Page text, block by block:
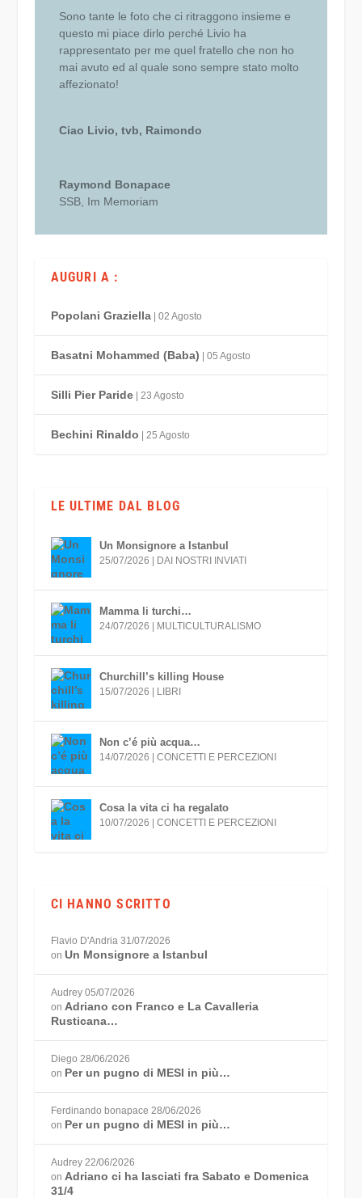
Sono tante le foto che ci ritraggono insieme e
questo mi piace dirlo perché Livio ha
rappresentato per me quel fratello che non ho
mai avuto ed al quale sono sempre stato molto
affezionato!
Ciao Livio, tvb, Raimondo
Raymond Bonapace
SSB, Im Memoriam
AUGURI A :
Popolani Graziella| 02 Agosto
Basatni Mohammed (Baba) | 05 Agosto
Silli Pier Paride| 23 Agosto
Bechini Rinaldo | 25 Agosto
LE ULTIME DAL BLOG
Un Monsignore a Istanbul
25/07/2026 | DAI NOSTRI INVIATI
Mamma li turchi…
24/07/2026 | MULTICULTURALISMO
Churchill’s killing House
15/07/2026 | LIBRI
Non c’é più acqua…
14/07/2026 | CONCETTI E PERCEZIONI
Cosa la vita ci ha regalato
10/07/2026 | CONCETTI E PERCEZIONI
CI HANNO SCRITTO
Flavio D'Andria 31/07/2026
on Un Monsignore a Istanbul
Audrey 05/07/2026
on Adriano con Franco e La Cavalleria
Rusticana…
Diego 28/06/2026
on Per un pugno di MESI in più…
Ferdinando bonapace 28/06/2026
on Per un pugno di MESI in più…
Audrey 22/06/2026
on Adriano ci ha lasciati fra Sabato e Domenica
31/4